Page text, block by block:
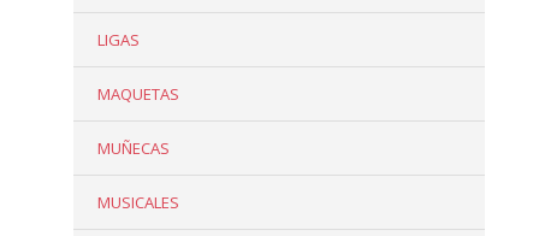
LIGAS
MAQUETAS
MUÑECAS
MUSICALES